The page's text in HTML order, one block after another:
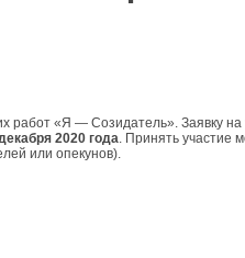
работ «Я — Созидатель». Заявку
2020 года. Принять участие
или опекунов).